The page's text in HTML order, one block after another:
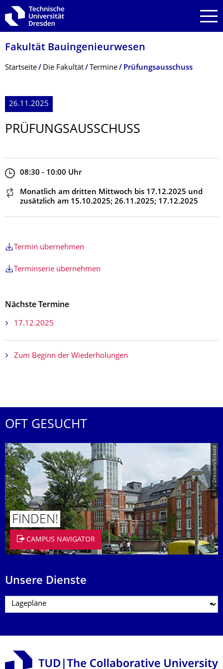
Zur Hauptnavigation springen
Zur Suche springen
Zum Inhalt springen
Fakultät Bauingenieurwesen
Breadcrumb-Menü
Startseite Die Fakultät Termine Prüfungsausschuss
26.11.2025
PRÜFUNGSAUS­SCHUSS
Zeit
08:30 - 10:00 Uhr
Dieser Termin wiederholt sich
Monatlich am dritten Mittwoch bis 17.12.2025 und
zusätzlich am 15.10.2025; 26.11.2025; 17.12.2025
Termin übernehmen
Terminserie übernehmen
Nächste Termine
17.12.2025
Zum Beginn der Wiederholungen
OFT GESUCHT
© TU Dresden/Eckold
FINDEN!
CAMPUS NAVIGATOR
Unsere Dienste